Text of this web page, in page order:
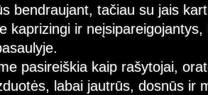
bendraujant, tačiau su jais
kaprizingi ir
pasireiškia kaip rašytojai,
labai jautrūs, dosnūs ir